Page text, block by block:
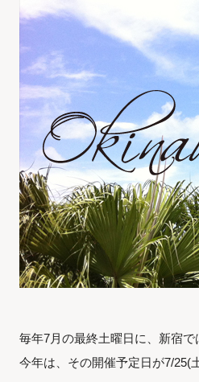
毎年7月の最終土曜日に、新宿で
今年は、その開催予定日が7/25(